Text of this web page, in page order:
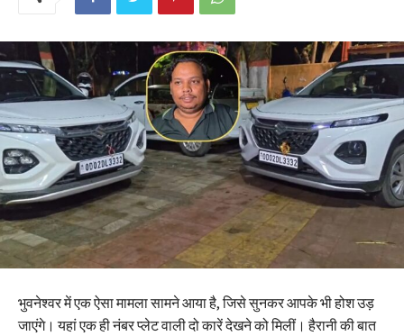
भुवनेश्वर में एक ऐसा मामला सामने आया है, जिसे सुनकर आपके भी होश उड़
जाएंगे। यहां एक ही नंबर प्लेट वाली दो कारें देखने को मिलीं। हैरानी की बात